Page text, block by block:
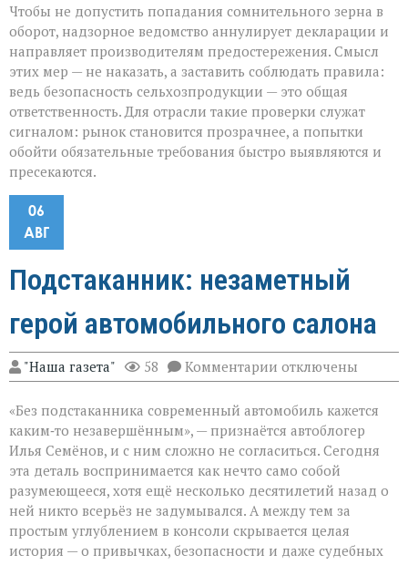
Чтобы не допустить попадания сомнительного зерна в
оборот, надзорное ведомство аннулирует декларации и
направляет производителям предостережения. Смысл
этих мер — не наказать, а заставить соблюдать правила:
ведь безопасность сельхозпродукции — это общая
ответственность. Для отрасли такие проверки служат
сигналом: рынок становится прозрачнее, а попытки
обойти обязательные требования быстро выявляются и
пресекаются.
06
АВГ
Подстаканник: незаметный
герой автомобильного салона
"Наша газета" 58 Комментарии к
записи
незаметный
герой
автомобильного
салона
отключены
«Без подстаканника современный автомобиль кажется
каким‑то незавершённым», — признаётся автоблогер
Илья Семёнов, и с ним сложно не согласиться. Сегодня
эта деталь воспринимается как нечто само собой
разумеющееся, хотя ещё несколько десятилетий назад о
ней никто всерьёз не задумывался. А между тем за
простым углублением в консоли скрывается целая
история — о привычках, безопасности и даже судебных